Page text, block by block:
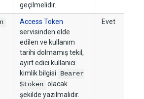
geçilmelidir.
Access Token
servisinden elde
edilen ve kullanım
tarihi dolmamış tekil,
ayırt edici kullanıcı
kimlik bilgisi
Bearer
$token olacak
şekilde yazılmalıdır.
Evet